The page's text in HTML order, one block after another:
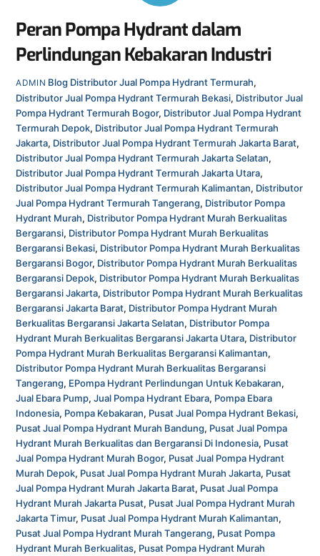
Peran Pompa Hydrant dalam
Perlindungan Kebakaran Industri
ADMIN Blog Distributor Jual Pompa Hydrant Termurah,
Distributor Jual Pompa Hydrant Termurah Bekasi, Distributor Jual
Pompa Hydrant Termurah Bogor, Distributor Jual Pompa Hydrant
Termurah Depok, Distributor Jual Pompa Hydrant Termurah
Jakarta, Distributor Jual Pompa Hydrant Termurah Jakarta Barat,
Distributor Jual Pompa Hydrant Termurah Jakarta Selatan,
Distributor Jual Pompa Hydrant Termurah Jakarta Utara,
Distributor Jual Pompa Hydrant Termurah Kalimantan, Distributor
Jual Pompa Hydrant Termurah Tangerang, Distributor Pompa
Hydrant Murah, Distributor Pompa Hydrant Murah Berkualitas
Bergaransi, Distributor Pompa Hydrant Murah Berkualitas
Bergaransi Bekasi, Distributor Pompa Hydrant Murah Berkualitas
Bergaransi Bogor, Distributor Pompa Hydrant Murah Berkualitas
Bergaransi Depok, Distributor Pompa Hydrant Murah Berkualitas
Bergaransi Jakarta, Distributor Pompa Hydrant Murah Berkualitas
Bergaransi Jakarta Barat, Distributor Pompa Hydrant Murah
Berkualitas Bergaransi Jakarta Selatan, Distributor Pompa
Hydrant Murah Berkualitas Bergaransi Jakarta Utara, Distributor
Pompa Hydrant Murah Berkualitas Bergaransi Kalimantan,
Distributor Pompa Hydrant Murah Berkualitas Bergaransi
Tangerang, EPompa Hydrant Perlindungan Untuk Kebakaran,
Jual Ebara Pump,Jual Pompa Hydrant Ebara, Pompa Ebara
Indonesia, Pompa Kebakaran, Pusat Jual Pompa Hydrant Bekasi,
Pusat Jual Pompa Hydrant Murah Bandung, Pusat Jual Pompa
Hydrant Murah Berkualitas dan Bergaransi Di Indonesia, Pusat
Jual Pompa Hydrant Murah Bogor, Pusat Jual Pompa Hydrant
Murah Depok, Pusat Jual Pompa Hydrant Murah Jakarta, Pusat
Jual Pompa Hydrant Murah Jakarta Barat, Pusat Jual Pompa
Hydrant Murah Jakarta Pusat, Pusat Jual Pompa Hydrant Murah
Jakarta Timur, Pusat Jual Pompa Hydrant Murah Kalimantan,
Pusat Jual Pompa Hydrant Murah Tangerang, Pusat Pompa
Hydrant Murah Berkualitas, Pusat Pompa Hydrant Murah